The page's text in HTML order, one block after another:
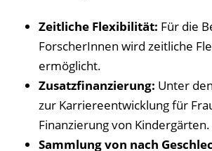
Zeitliche Flexibilität: Für die
ForscherInnen wird zeitliche
ermöglicht.
Zusatzfinanzierung: Unter
zur Karriereentwicklung für
Finanzierung von Kindergärten.
Sammlung von nach